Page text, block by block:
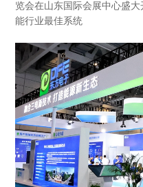
览会在山东国际会展中心盛
能行业最佳系统